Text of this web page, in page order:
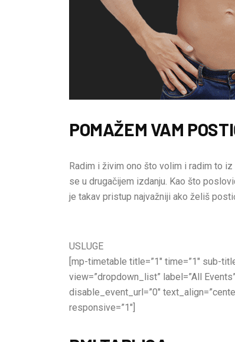
POMAŽEM VAM
Radim i živim ono što volim i radim to
se u drugačijem izdanju. Kao što
je takav pristup najvažniji ako želiš
USLUGE
[mp-timetable title=”1″ time=”1″ sub-
view=”dropdown_list” label=”All
disable_event_url=”0″
responsive=”1″]